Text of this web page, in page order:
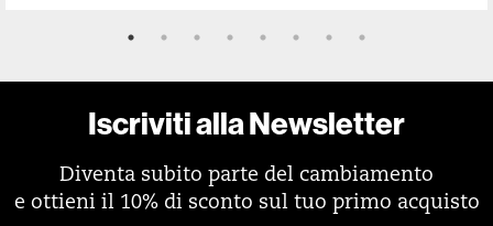
Iscriviti alla Newsletter
Diventa subito parte del cambiamento
e ottieni il 10% di sconto sul tuo primo acquisto